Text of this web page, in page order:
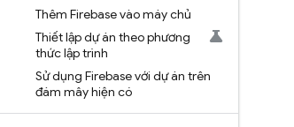
Thêm Firebase vào máy chủ
Thiết lập dự án theo phương
thức lập trình
Sử dụng Firebase với dự án trên
đám mây hiện có